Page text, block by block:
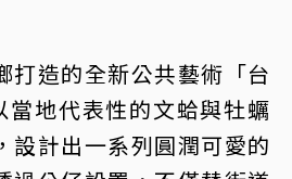
打造的全新公共藝術「台
當地代表性的文蛤與牡蠣
設計出一系列圓潤可愛的